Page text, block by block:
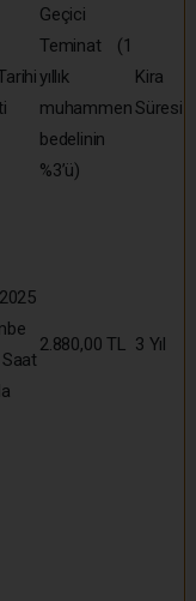
Geçici
Teminat (1
yıllık
muhammen
bedelinin
%3’ü)
Kira
Süresi
2.880,00 TL 3 Yıl